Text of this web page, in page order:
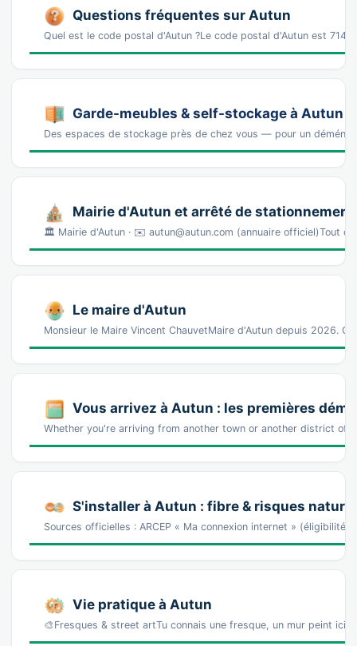
Questions fréquentes sur Autun
Quel est le code postal d'Autun ?Le code postal d'Autun est
Garde-meubles & self-stockage à Autun
Des espaces de stockage près de chez vous — pour un
Mairie d'Autun et arrêté de stationnement
🏛️ Mairie d'Autun · ✉️ autun@autun.com (annuaire officiel)Tout
Le maire d'Autun
Monsieur le Maire Vincent ChauvetMaire d'Autun depuis 2026.
Vous arrivez à Autun : les premières
Whether you're arriving from another town or another district of
S'installer à Autun : fibre & risques
Sources officielles : ARCEP « Ma connexion internet » (éligibilité
Vie pratique à Autun
🎨Fresques & street artTu connais une fresque, un mur peint ici